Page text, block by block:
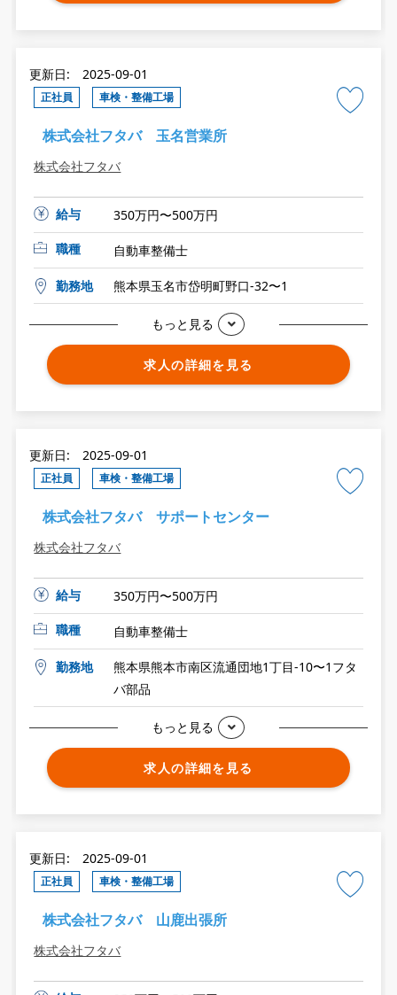
更新日: 2025-09-01
正社員 車検・整備工場
株式会社フタバ 玉名営業所
株式会社フタバ
給与
350万円〜500万円
職種
自動車整備士
勤務地 熊本県玉名市岱明町野口-32〜1
もっと見る
求人の詳細を見る
更新日: 2025-09-01
正社員 車検・整備工場
株式会社フタバ サポートセンター
株式会社フタバ
給与
350万円〜500万円
職種
自動車整備士
勤務地
熊本県熊本市南区流通団地1丁目-10〜1フタ
バ部品
もっと見る
求人の詳細を見る
更新日: 2025-09-01
正社員 車検・整備工場
株式会社フタバ 山鹿出張所
株式会社フタバ